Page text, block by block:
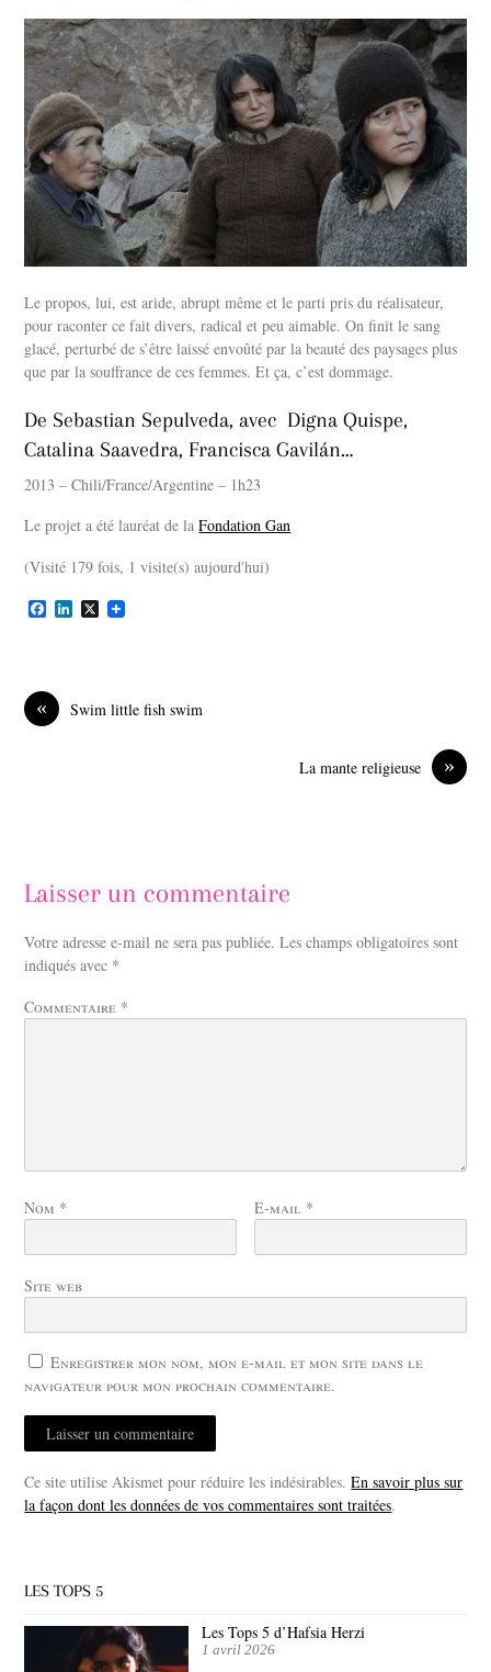
Le propos, lui, est aride, abrupt même et le parti pris du réalisateur,
pour raconter ce fait divers, radical et peu aimable. On finit le sang
glacé, perturbé de s’être laissé envoûté par la beauté des paysages plus
que par la souffrance de ces femmes. Et ça, c’est dommage.
De Sebastian Sepulveda, avec Digna Quispe,
Catalina Saavedra, Francisca Gavilán…
2013 – Chili/France/Argentine – 1h23
Le projet a été lauréat de laFondation Gan
(Visité 179 fois, 1 visite(s) aujourd'hui)
F
o
o
k
L
I
X
« Swim little fish swim
»
La mante religieuse
Laisser un commentaire
Votre adresse e-mail ne sera pas publiée. Les champs obligatoires sont
indiqués avec *
Commentaire *
Nom * E-mail *
Site web
Enregistrer mon nom, mon e-mail et mon site dans le
navigateur pour mon prochain commentaire.
Ce site utilise Akismet pour réduire les indésirables.En savoir plus sur
la façon dont les données de vos commentaires sont traitées.
LES TOPS 5
Les Tops 5 d’Hafsia Herzi
1 avril 2026